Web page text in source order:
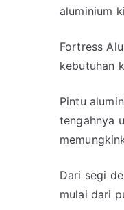
aluminium
Fortress
kebutuhan
Pintu
tengahnya
Dari segi
mulai dari